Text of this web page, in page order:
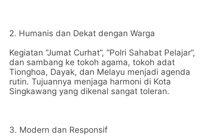
2. Humanis dan Dekat dengan Warga
Kegiatan “Jumat Curhat”, “Polri Sahabat Pelajar”,
dan sambang ke tokoh agama, tokoh adat
Tionghoa, Dayak, dan Melayu menjadi agenda
rutin. Tujuannya menjaga harmoni di Kota
Singkawang yang dikenal sangat toleran.
3. Modern dan Responsif